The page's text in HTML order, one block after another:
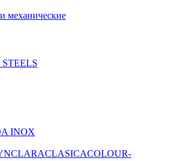
механические
INOX
CLARACLASICACOLOUR-